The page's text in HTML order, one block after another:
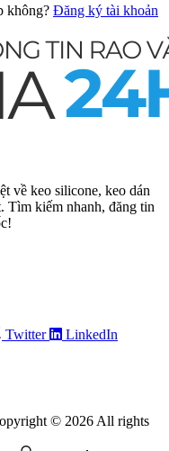
không? Đăng ký tài khoản
về keo silicone, keo dán
Tìm kiếm nhanh, đăng tin
Twitter LinkedIn
© 2026 All rights